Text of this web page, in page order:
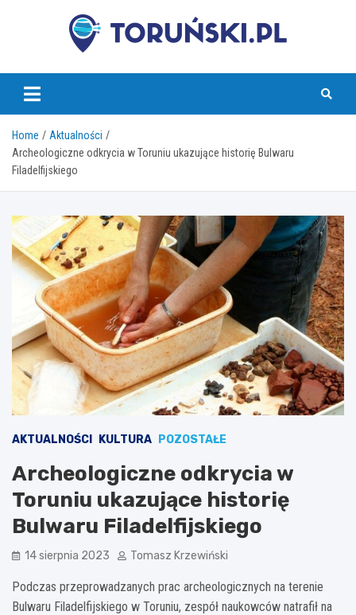
torunski.pl
Home
Aktualności
Archeologiczne odkrycia w Toruniu ukazujące historię Bulwaru
Filadelfijskiego
AKTUALNOŚCI KULTURA POZOSTAŁE
Archeologiczne odkrycia w
Toruniu ukazujące historię
Bulwaru Filadelfijskiego
14 sierpnia 2023 Tomasz Krzewiński
Podczas przeprowadzanych prac archeologicznych na terenie
Bulwaru Filadelfijskiego w Toruniu, zespół naukowców natrafił na